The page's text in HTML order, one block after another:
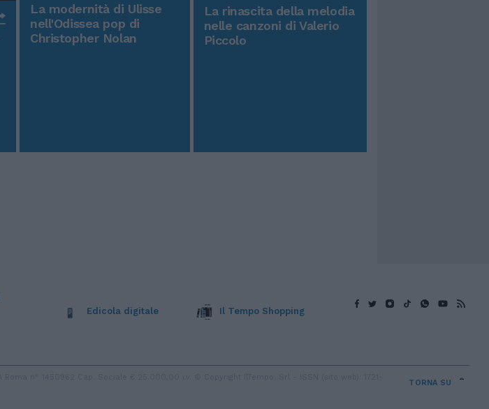
La modernità di Ulisse
nell'Odissea pop di
Christopher Nolan
La rinascita della melodia
nelle canzoni di Valerio
Piccolo
Edicola digitale Il Tempo Shopping
TORNA SU